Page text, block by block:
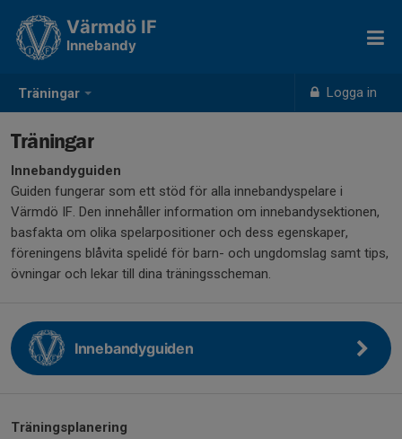
Träningar Logga in
Värmdö IF
Innebandy
Träningar
Innebandyguiden
Guiden fungerar som ett stöd för alla innebandyspelare i
Värmdö IF. Den innehåller information om innebandysektionen,
basfakta om olika spelarpositioner och dess egenskaper,
föreningens blåvita spelidé för barn- och ungdomslag samt tips,
övningar och lekar till dina träningsscheman.
Innebandyguiden
Träningsplanering